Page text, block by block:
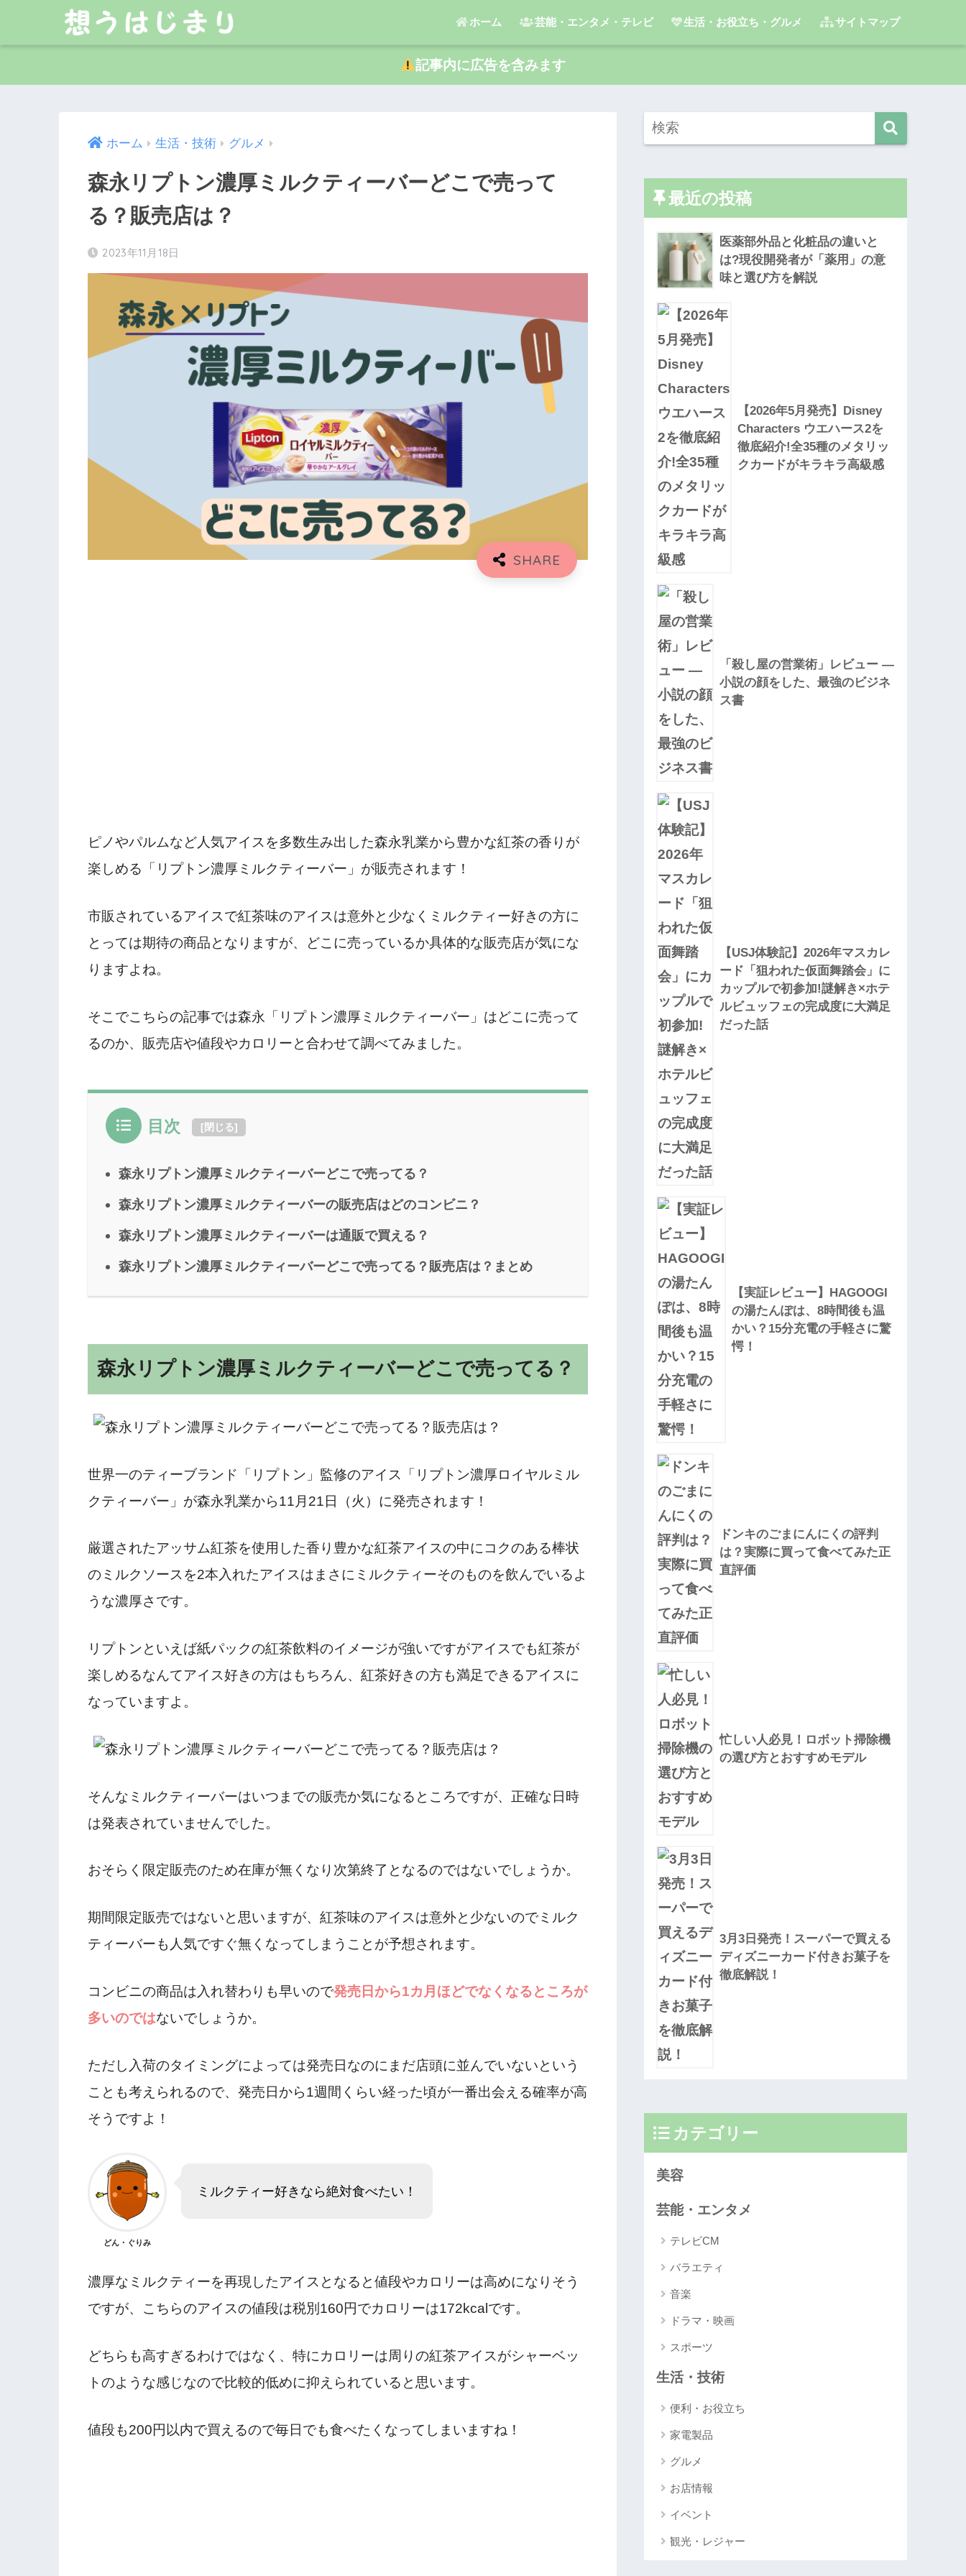
ホーム 芸能・エンタメ・テレビ 生活・お役立ち・グルメ サイトマップ
記事内に広告を含みます
ホーム 生活・技術 グルメ
森永リプトン濃厚ミルクティーバーどこで売って
る？販売店は？
2023年11月18日
ピノやパルムなど人気アイスを多数生み出した森永乳業から豊かな紅茶の香りが
楽しめる「リプトン濃厚ミルクティーバー」が販売されます！
市販されているアイスで紅茶味のアイスは意外と少なくミルクティー好きの方に
とっては期待の商品となりますが、どこに売っているか具体的な販売店が気にな
りますよね。
そこでこちらの記事では森永「リプトン濃厚ミルクティーバー」はどこに売って
るのか、販売店や値段やカロリーと合わせて調べてみました。
目次 [閉じる]
森永リプトン濃厚ミルクティーバーどこで売ってる？
森永リプトン濃厚ミルクティーバーの販売店はどのコンビニ？
森永リプトン濃厚ミルクティーバーは通販で買える？
森永リプトン濃厚ミルクティーバーどこで売ってる？販売店は？まとめ
森永リプトン濃厚ミルクティーバーどこで売ってる？
世界一のティーブランド「リプトン」監修のアイス「リプトン濃厚ロイヤルミル
クティーバー」が森永乳業から11月21日（火）に発売されます！
厳選されたアッサム紅茶を使用した香り豊かな紅茶アイスの中にコクのある棒状
のミルクソースを2本入れたアイスはまさにミルクティーそのものを飲んでいるよ
うな濃厚さです。
リプトンといえば紙パックの紅茶飲料のイメージが強いですがアイスでも紅茶が
楽しめるなんてアイス好きの方はもちろん、紅茶好きの方も満足できるアイスに
なっていますよ。
そんなミルクティーバーはいつまでの販売か気になるところですが、正確な日時
は発表されていませんでした。
おそらく限定販売のため在庫が無くなり次第終了となるのではないでしょうか。
期間限定販売ではないと思いますが、紅茶味のアイスは意外と少ないのでミルク
ティーバーも人気ですぐ無くなってしまうことが予想されます。
コンビニの商品は入れ替わりも早いので発売日から1カ月ほどでなくなるところが
多いのではないでしょうか。
ただし入荷のタイミングによっては発売日なのにまだ店頭に並んでいないという
ことも考えられるので、発売日から1週間くらい経った頃が一番出会える確率が高
そうですよ！
どん・ぐりみ
ミルクティー好きなら絶対食べたい！
濃厚なミルクティーを再現したアイスとなると値段やカロリーは高めになりそう
ですが、こちらのアイスの値段は税別160円でカロリーは172kcalです。
どちらも高すぎるわけではなく、特にカロリーは周りの紅茶アイスがシャーベッ
トのような感じなので比較的低めに抑えられていると思います。
値段も200円以内で買えるので毎日でも食べたくなってしまいますね！
最近の投稿
医薬部外品と化粧品の違いと
は?現役開発者が「薬用」の意
味と選び方を解説
【2026年5月発売】Disney
Characters ウエハース2を
徹底紹介!全35種のメタリッ
クカードがキラキラ高級感
「殺し屋の営業術」レビュー —
小説の顔をした、最強のビジネ
ス書
【USJ体験記】2026年マスカレ
ード「狙われた仮面舞踏会」に
カップルで初参加!謎解き×ホテ
ルビュッフェの完成度に大満足
だった話
【実証レビュー】HAGOOGI
の湯たんぽは、8時間後も温
かい？15分充電の手軽さに驚
愕！
ドンキのごまにんにくの評判
は？実際に買って食べてみた正
直評価
忙しい人必見！ロボット掃除機
の選び方とおすすめモデル
3月3日発売！スーパーで買える
ディズニーカード付きお菓子を
徹底解説！
カテゴリー
美容
芸能・エンタメ
テレビCM
バラエティ
音楽
ドラマ・映画
スポーツ
生活・技術
便利・お役立ち
家電製品
グルメ
お店情報
イベント
観光・レジャー